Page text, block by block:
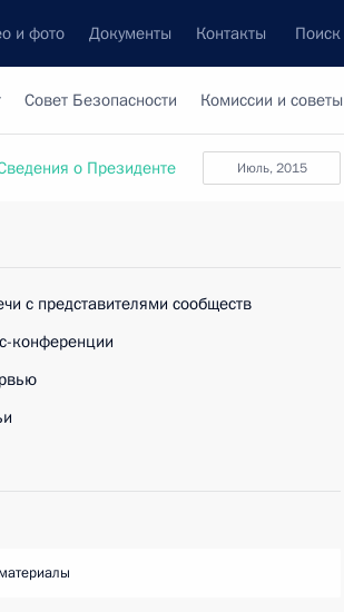
и фото Документы Контакты Поиск
Совет Безопасности Комиссии и советы
Июль, 2015
о Президенте
с представителями сообществ
конференции